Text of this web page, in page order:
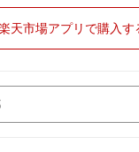
天市場アプリで購入す